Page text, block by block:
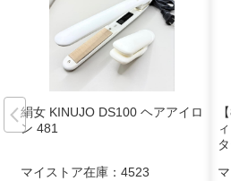
絹女 KINUJO DS100 ヘアアイロ
ン 481
マイストア在庫： 4523